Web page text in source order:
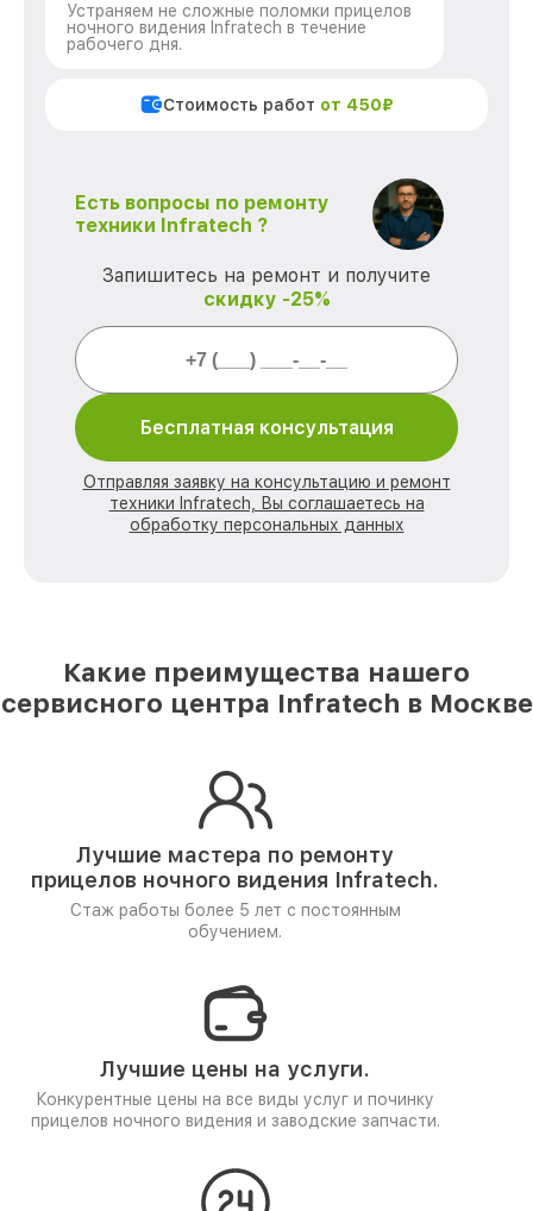
Устраняем не сложные поломки прицелов
ночного видения Infratech в течение
рабочего дня.
Стоимость работ от 450₽
Есть вопросы по ремонту
техники Infratech ?
Запишитесь на ремонт и получите
скидку -25%
Бесплатная консультация
Отправляя заявку на консультацию и ремонт
техники Infratech, Вы соглашаетесь на
обработку персональных данных
Какие преимущества нашего
сервисного центра Infratech в Москве
Лучшие мастера по ремонту
прицелов ночного видения Infratech.
Стаж работы более 5 лет с постоянным
обучением.
Лучшие цены на услуги.
Конкурентные цены на все виды услуг и починку
прицелов ночного видения и заводские запчасти.